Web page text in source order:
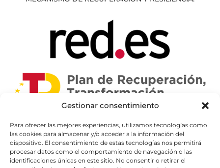
Gestionar consentimiento
Para ofrecer las mejores experiencias, utilizamos tecnologías como
las cookies para almacenar y/o acceder a la información del
dispositivo. El consentimiento de estas tecnologías nos permitirá
procesar datos como el comportamiento de navegación o las
identificaciones únicas en este sitio. No consentir o retirar el